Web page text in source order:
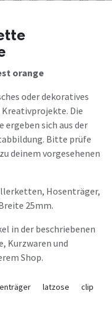
orange
oder dekoratives
Die
ergeben sich aus der
Bitte prüfe
deinem vorgesehenen
Hosenträger,
25mm.
in der beschriebenen
Kurzwaren und
Shop.
latzose
clip